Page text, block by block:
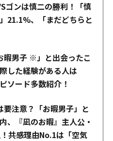
ゴンは慎二の勝利！「慎
21.1%、「まだどちらと
暇男子 ※」と出会ったこ
した経験がある人は
ソード多数紹介！
要注意？「お暇男子」と
、『凪のお暇』主人公・
共感理由No.1は「空気